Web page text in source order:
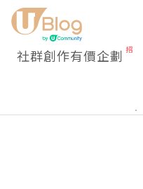
社群創作有價企劃